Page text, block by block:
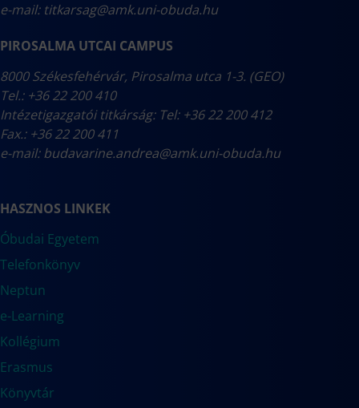
e-mail: titkarsag@amk.uni-obuda.hu
PIROSALMA UTCAI CAMPUS
8000 Székesfehérvár, Pirosalma utca 1-3. (GEO)
Tel.: +36 22 200 410
Intézetigazgatói titkárság: Tel: +36 22 200 412
Fax.: +36 22 200 411
e-mail:budavarine.andrea@amk.uni-obuda.hu
HASZNOS LINKEK
Óbudai Egyetem
Telefonkönyv
Neptun
e-Learning
Kollégium
Erasmus
Könyvtár